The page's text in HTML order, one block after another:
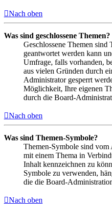
Nach oben
Was sind geschlossene Themen?
Geschlossene Themen sind
geantwortet werden kann
Umfrage, falls vorhanden,
aus vielen Gründen durch
Administrator gesperrt
Möglichkeit, Ihre eigenen
durch die Board-
Nach oben
Was sind Themen-Symbole?
Themen-Symbole sind
mit einem Thema in
Inhalt kennzeichnen zu
Symbole zu verwenden,
die die Board-
Nach oben